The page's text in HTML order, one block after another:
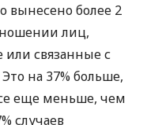
вынесено более 2
лиц,
связанные с
на 37% больше,
еще меньше, чем
случаев